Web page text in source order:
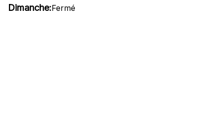
Dimanche:Fermé